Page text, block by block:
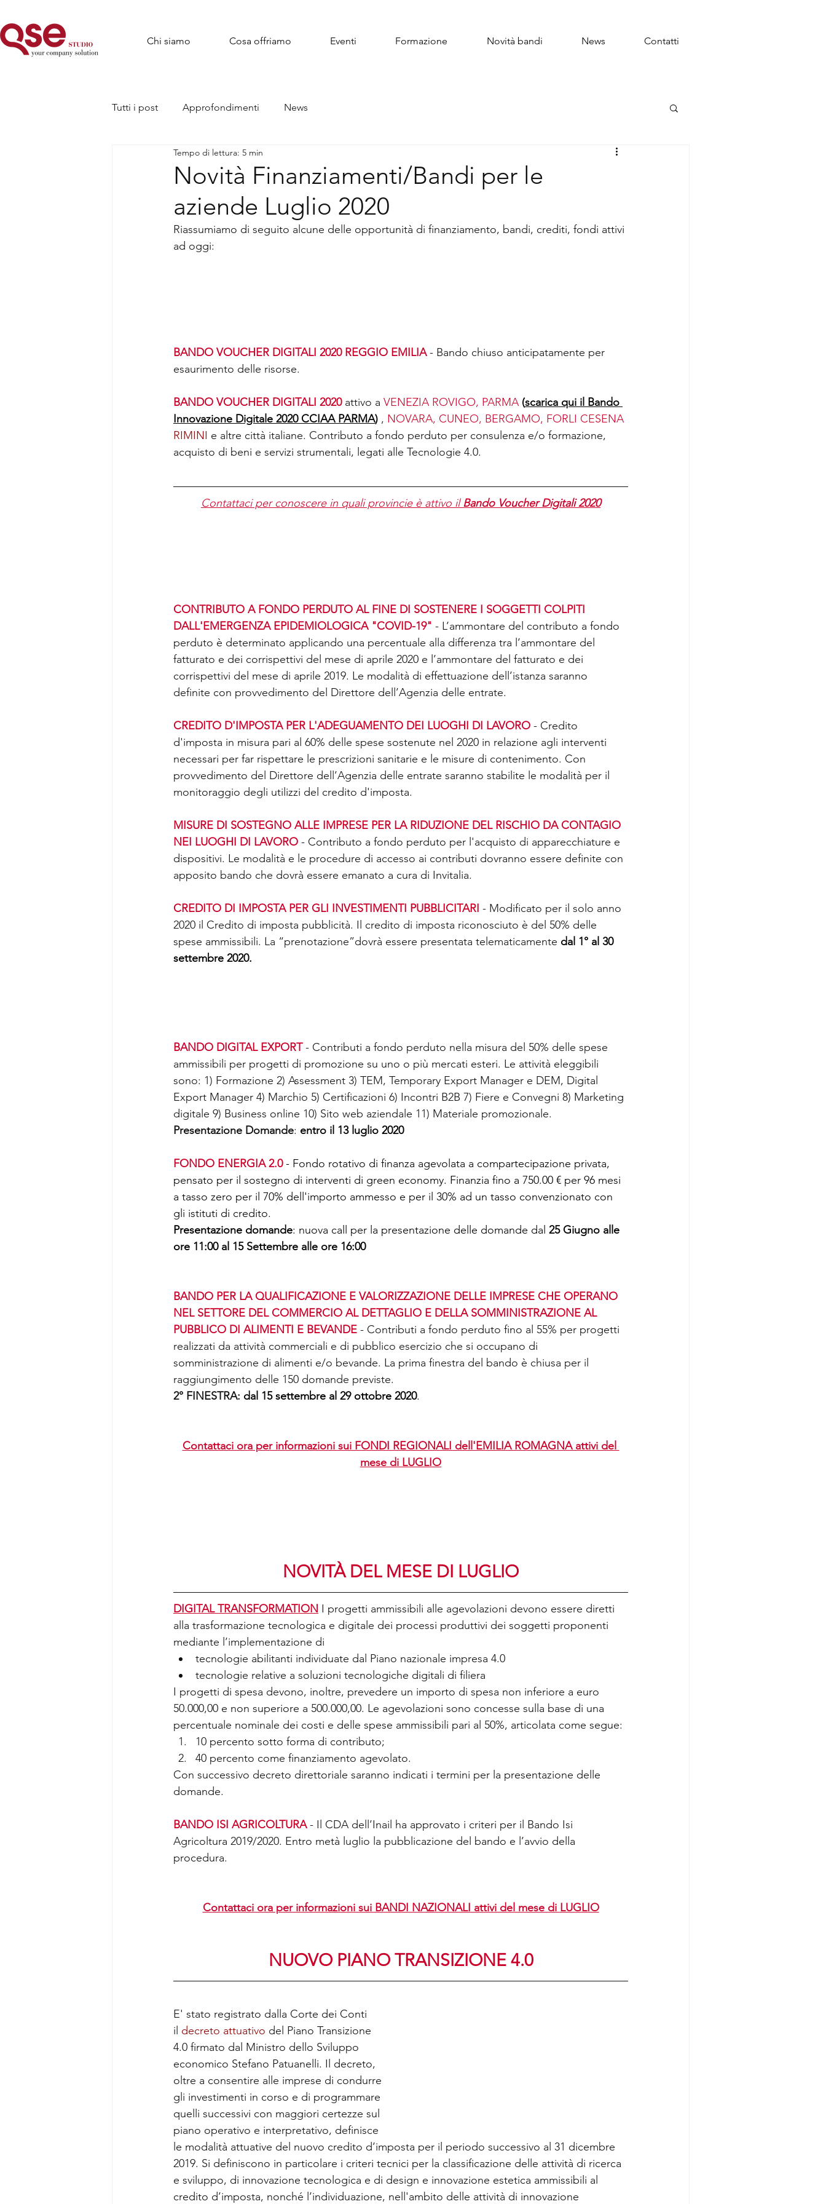
Chi siamo Cosa offriamo Eventi Formazione Novità bandi News Contatti
Tutti i post Approfondimenti News
Novità Finanziamenti/Bandi per le
aziende Luglio 2020
Tempo di lettura: 5 min
Riassumiamo di seguito alcune delle opportunità di finanziamento, bandi, crediti, fondi attivi
ad oggi:
BANDO VOUCHER DIGITALI 2020 REGGIO EMILIA - Bando chiuso anticipatamente per
esaurimento delle risorse.
BANDO VOUCHER DIGITALI 2020 attivo a VENEZIA ROVIGO, PARMA (scarica qui il Bando
Innovazione Digitale 2020 CCIAA PARMA) , NOVARA, CUNEO, BERGAMO, FORLI CESENA
RIMINI e altre città italiane. Contributo a fondo perduto per consulenza e/o formazione,
acquisto di beni e servizi strumentali, legati alle Tecnologie 4.0.
Contattaci per conoscere in quali provincie è attivo il Bando Voucher Digitali 2020
CONTRIBUTO A FONDO PERDUTO AL FINE DI SOSTENERE I SOGGETTI COLPITI
DALL'EMERGENZA EPIDEMIOLOGICA "COVID-19" - L’ammontare del contributo a fondo
perduto è determinato applicando una percentuale alla differenza tra l’ammontare del
fatturato e dei corrispettivi del mese di aprile 2020 e l’ammontare del fatturato e dei
corrispettivi del mese di aprile 2019. Le modalità di effettuazione dell’istanza saranno
definite con provvedimento del Direttore dell’Agenzia delle entrate.
CREDITO D'IMPOSTA PER L'ADEGUAMENTO DEI LUOGHI DI LAVORO - Credito
d'imposta in misura pari al 60% delle spese sostenute nel 2020 in relazione agli interventi
necessari per far rispettare le prescrizioni sanitarie e le misure di contenimento. Con
provvedimento del Direttore dell’Agenzia delle entrate saranno stabilite le modalità per il
monitoraggio degli utilizzi del credito d'imposta.
MISURE DI SOSTEGNO ALLE IMPRESE PER LA RIDUZIONE DEL RISCHIO DA CONTAGIO
NEI LUOGHI DI LAVORO - Contributo a fondo perduto per l'acquisto di apparecchiature e
dispositivi. Le modalità e le procedure di accesso ai contributi dovranno essere definite con
apposito bando che dovrà essere emanato a cura di Invitalia.
CREDITO DI IMPOSTA PER GLI INVESTIMENTI PUBBLICITARI - Modificato per il solo anno
2020 il Credito di imposta pubblicità. Il credito di imposta riconosciuto è del 50% delle
spese ammissibili. La “prenotazione”dovrà essere presentata telematicamente dal 1° al 30
settembre 2020.
BANDO DIGITAL EXPORT - Contributi a fondo perduto nella misura del 50% delle spese
ammissibili per progetti di promozione su uno o più mercati esteri. Le attività eleggibili
sono: 1) Formazione 2) Assessment 3) TEM, Temporary Export Manager e DEM, Digital
Export Manager 4) Marchio 5) Certificazioni 6) Incontri B2B 7) Fiere e Convegni 8) Marketing
digitale 9) Business online 10) Sito web aziendale 11) Materiale promozionale.
Presentazione Domande: entro il 13 luglio 2020
FONDO ENERGIA 2.0 - Fondo rotativo di finanza agevolata a compartecipazione privata,
pensato per il sostegno di interventi di green economy. Finanzia fino a 750.00 € per 96 mesi
a tasso zero per il 70% dell'importo ammesso e per il 30% ad un tasso convenzionato con
gli istituti di credito.
Presentazione domande: nuova call per la presentazione delle domande dal 25 Giugno alle
ore 11:00 al 15 Settembre alle ore 16:00
BANDO PER LA QUALIFICAZIONE E VALORIZZAZIONE DELLE IMPRESE CHE OPERANO
NEL SETTORE DEL COMMERCIO AL DETTAGLIO E DELLA SOMMINISTRAZIONE AL
PUBBLICO DI ALIMENTI E BEVANDE - Contributi a fondo perduto fino al 55% per progetti
realizzati da attività commerciali e di pubblico esercizio che si occupano di
somministrazione di alimenti e/o bevande. La prima finestra del bando è chiusa per il
raggiungimento delle 150 domande previste.
2° FINESTRA: dal 15 settembre al 29 ottobre 2020.
Contattaci ora per informazioni sui FONDI REGIONALI dell'EMILIA ROMAGNA attivi del
mese di LUGLIO
NOVITÀ DEL MESE DI LUGLIO
DIGITAL TRANSFORMATION I progetti ammissibili alle agevolazioni devono essere diretti
alla trasformazione tecnologica e digitale dei processi produttivi dei soggetti proponenti
mediante l’implementazione di
tecnologie abilitanti individuate dal Piano nazionale impresa 4.0
tecnologie relative a soluzioni tecnologiche digitali di filiera
I progetti di spesa devono, inoltre, prevedere un importo di spesa non inferiore a euro
50.000,00 e non superiore a 500.000,00. Le agevolazioni sono concesse sulla base di una
percentuale nominale dei costi e delle spese ammissibili pari al 50%, articolata come segue:
10 percento sotto forma di contributo;
40 percento come finanziamento agevolato.
Con successivo decreto direttoriale saranno indicati i termini per la presentazione delle
domande.
BANDO ISI AGRICOLTURA - Il CDA dell’Inail ha approvato i criteri per il Bando Isi
Agricoltura 2019/2020. Entro metà luglio la pubblicazione del bando e l’avvio della
procedura.
Contattaci ora per informazioni sui BANDI NAZIONALI attivi del mese di LUGLIO
NUOVO PIANO TRANSIZIONE 4.0
E' stato registrato dalla Corte dei Conti
il decreto attuativo del Piano Transizione
4.0 firmato dal Ministro dello Sviluppo
economico Stefano Patuanelli. Il decreto,
oltre a consentire alle imprese di condurre
gli investimenti in corso e di programmare
quelli successivi con maggiori certezze sul
piano operativo e interpretativo, definisce
le modalità attuative del nuovo credito d’imposta per il periodo successivo al 31 dicembre
2019. Si definiscono in particolare i criteri tecnici per la classificazione delle attività di ricerca
e sviluppo, di innovazione tecnologica e di design e innovazione estetica ammissibili al
credito d’imposta, nonché l’individuazione, nell'ambito delle attività di innovazione